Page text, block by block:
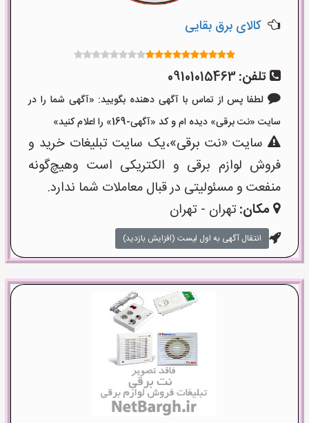
کالای برق بقایی
تلفن:09101015463
لطفا پس از تماس با آگهی دهنده بگویید: «آگهی شما را در
سایت «نت برقی» دیده ام و کد «آگهی-169» را اعلام کنید»
سایت «نت برقی»،یک سایت تبلیغات خرید و
فروش لوازم برقی و الکتریکی است وهیچ‌گونه
منفعت و مسئولیتی در قبال معاملات شما ندارد.
مکان:تهران - تهران
انتقال آگهی به اول لیست (افزایش بازدید)